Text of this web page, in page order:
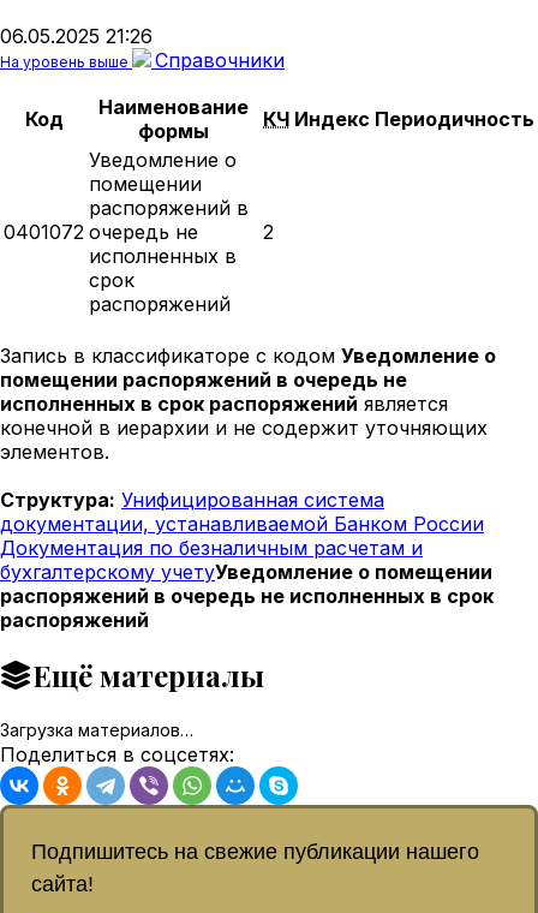
06.05.2025 21:26
На уровень выше Справочники
Код
Наименование
формы
КЧ Индекс Периодичность
0401072
Уведомление о
помещении
распоряжений в
очередь не
исполненных в
срок
распоряжений
2
Запись в классификаторе с кодом Уведомление о
помещении распоряжений в очередь не
исполненных в срок распоряжений является
конечной в иерархии и не содержит уточняющих
элементов.
Структура: Унифицированная система
документации, устанавливаемой Банком России
Документация по безналичным расчетам и
бухгалтерскому учетуУведомление о помещении
распоряжений в очередь не исполненных в срок
распоряжений
Ещё материалы
Загрузка материалов…
Поделиться в соцсетях:
Подпишитесь на свежие публикации нашего
сайта!